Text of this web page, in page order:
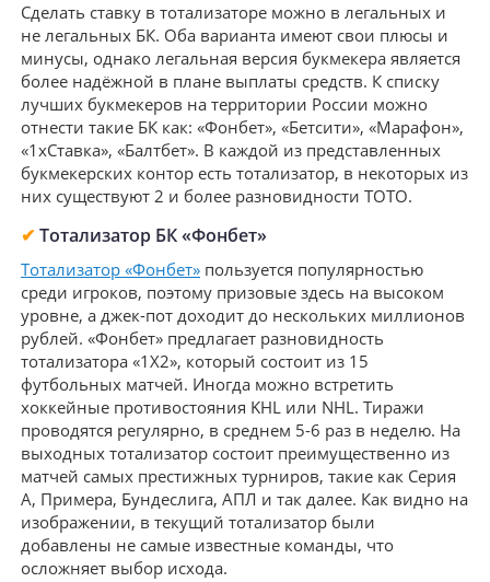
Сделать ставку в тотализаторе можно в легальных и
не легальных БК. Оба варианта имеют свои плюсы и
минусы, однако легальная версия букмекера является
более надёжной в плане выплаты средств. К списку
лучших букмекеров на территории России можно
отнести такие БК как: «Фонбет», «Бетсити», «Марафон»,
«1хСтавка», «Балтбет». В каждой из представленных
букмекерских контор есть тотализатор, в некоторых из
них существуют 2 и более разновидности ТОТО.
✔ Тотализатор БК «Фонбет»
Тотализатор «Фонбет» пользуется популярностью
среди игроков, поэтому призовые здесь на высоком
уровне, а джек-пот доходит до нескольких миллионов
рублей. «Фонбет» предлагает разновидность
тотализатора «1Х2», который состоит из 15
футбольных матчей. Иногда можно встретить
хоккейные противостояния KHL или NHL. Тиражи
проводятся регулярно, в среднем 5-6 раз в неделю. На
выходных тотализатор состоит преимущественно из
матчей самых престижных турниров, такие как Серия
А, Примера, Бундеслига, АПЛ и так далее. Как видно на
изображении, в текущий тотализатор были
добавлены не самые известные команды, что
осложняет выбор исхода.